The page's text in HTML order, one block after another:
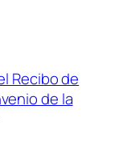
Recibo de
de la